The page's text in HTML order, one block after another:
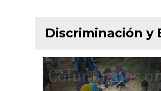
Discriminación y